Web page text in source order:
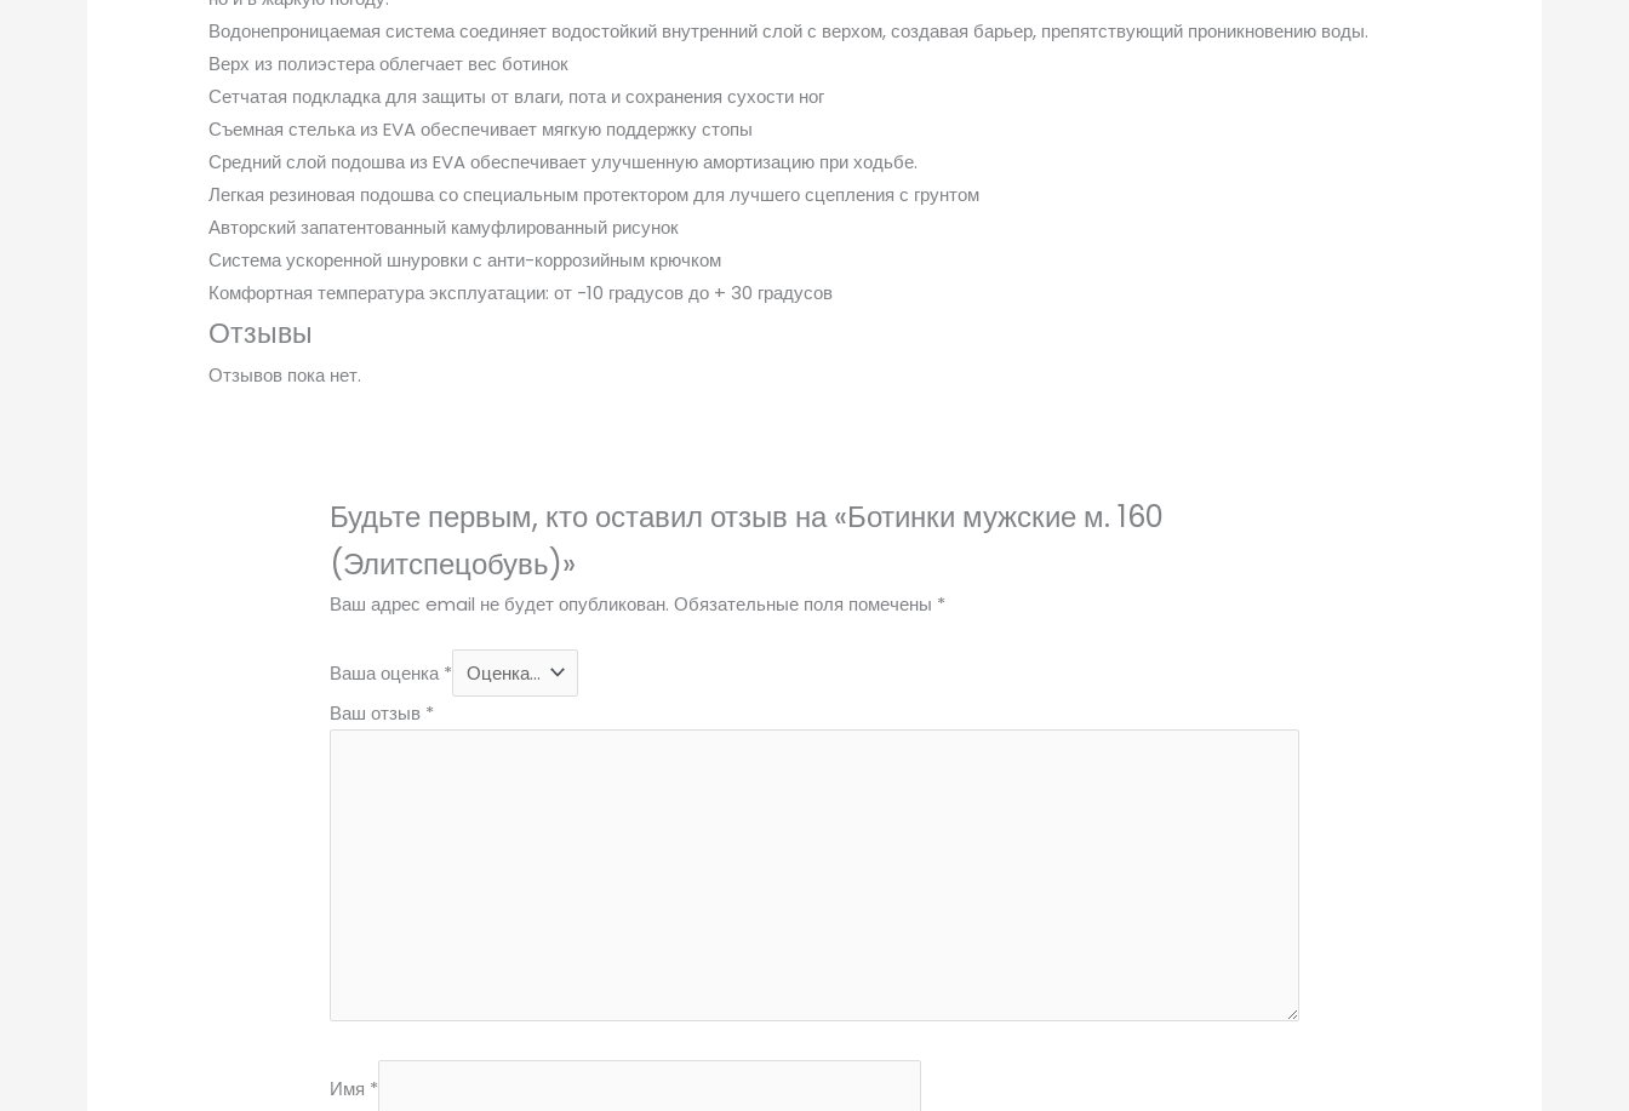
Водонепроницаемая система соединяет водостойкий внутренний слой с верхом, создавая барьер, препятствующий проникновению воды.
Верх из полиэстера облегчает вес ботинок
Сетчатая подкладка для защиты от влаги, пота и сохранения сухости ног
Съемная стелька из EVA обеспечивает мягкую поддержку стопы
Средний слой подошва из EVA обеспечивает улучшенную амортизацию при ходьбе.
Легкая резиновая подошва со специальным протектором для лучшего сцепления с грунтом
Авторский запатентованный камуфлированный рисунок
Система ускоренной шнуровки с анти-коррозийным крючком
Комфортная температура эксплуатации: от -10 градусов до + 30 градусов
Отзывы
Отзывов пока нет.
Будьте первым, кто оставил отзыв на «Ботинки мужские м. 160
(Элитспецобувь)»
Ваш адрес email не будет опубликован. Обязательные поля помечены *
Ваша оценка*
Ваш отзыв *
Имя *